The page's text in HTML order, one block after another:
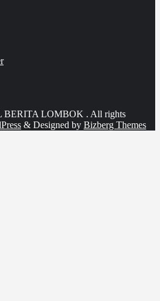
BERITA LOMBOK . All rights
& Designed by Bizberg Themes